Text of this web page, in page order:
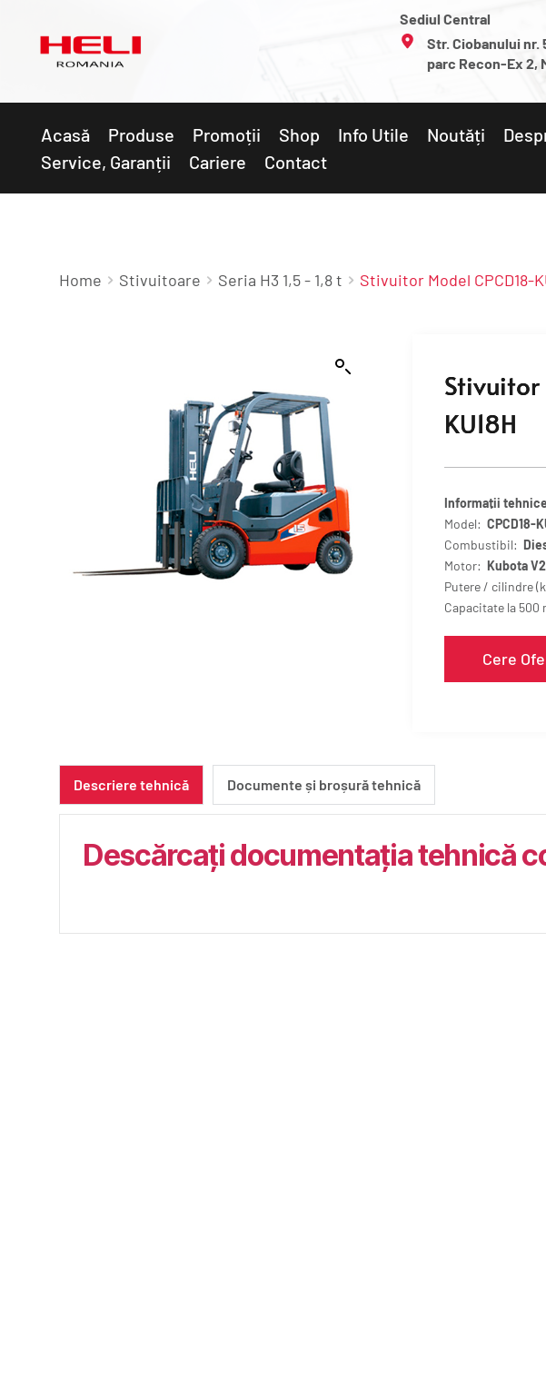
Sediul Central
Str. Ciobanului nr.
parc Recon-Ex 2,
Acasă Produse Promoții Shop Info Utile Noutăți
Service, Garanții
Cariere Contact
Home Stivuitoare Seria H3 1,5 - 1,8 t Stivuitor Model CPCD18-
KU18H
Informații
Model:CPCD18-
Combustibil:
Motor:Kubota
Putere / cilindre
Capacitate la
Cere
Descriere tehnică Documente și broșură tehnică
Descărcați documentația tehnică